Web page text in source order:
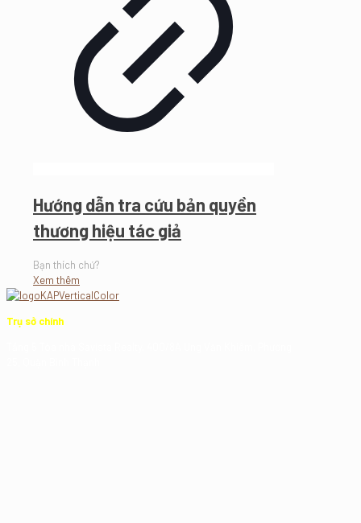
Hướng dẫn tra cứu bản quyền
thương hiệu tác giả
Bạn thích chứ?
Xem thêm
Trụ sở chính